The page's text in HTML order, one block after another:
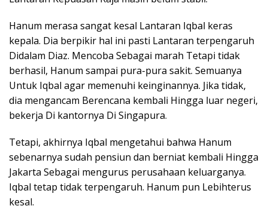
Hanum merasa sangat kesal Lantaran Iqbal keras
kepala. Dia berpikir hal ini pasti Lantaran terpengaruh
Didalam Diaz. Mencoba Sebagai marah Tetapi tidak
berhasil, Hanum sampai pura-pura sakit. Semuanya
Untuk Iqbal agar memenuhi keinginannya. Jika tidak,
dia mengancam Berencana kembali Hingga luar negeri,
bekerja Di kantornya Di Singapura.
Tetapi, akhirnya Iqbal mengetahui bahwa Hanum
sebenarnya sudah pensiun dan berniat kembali Hingga
Jakarta Sebagai mengurus perusahaan keluarganya.
Iqbal tetap tidak terpengaruh. Hanum pun Lebihterus
kesal.